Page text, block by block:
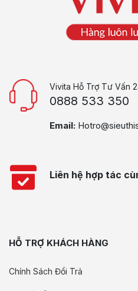
Vivita Hỗ Trợ Tư Vấn
0888 533 350
Email:
Liên hệ hợp tác
HỖ TRỢ KHÁCH HÀNG
Chính Sách Đổi Trả